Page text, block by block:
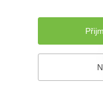
Prohlášení o